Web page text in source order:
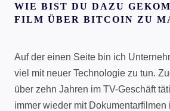
WIE BIST DU DAZU
FILM ÜBER BITCOIN ZU
Auf der einen Seite bin ich
viel mit neuer Technologie zu tun.
über zehn Jahren im TV-Geschäft
immer wieder mit Dokumentarfilmen